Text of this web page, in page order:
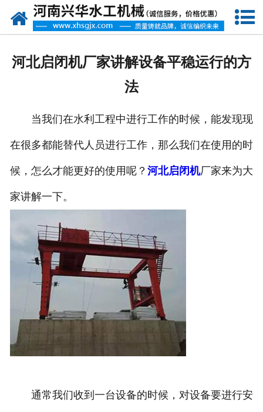
网站首页
资质荣誉
河北启闭机厂家讲解设备平稳运行的方
法
当我们在水利工程中进行工作的时候，能发现现
在很多都能替代人员进行工作，那么我们在使用的时
候，怎么才能更好的使用呢？ 河北启闭机厂家来为大
家讲解一下。
通常我们收到一台设备的时候，对设备要进行安